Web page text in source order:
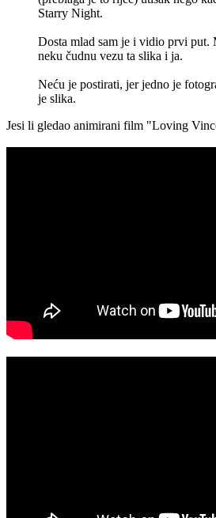
Starry Night.
Dosta mlad sam je i vidio prvi put.
neku čudnu vezu ta slika i ja.
Neću je postirati, jer jedno je
je slika.
Jesi li gledao animirani film "Loving